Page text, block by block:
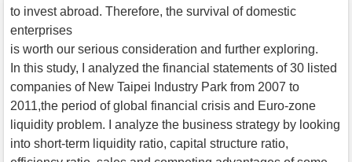
to invest abroad. Therefore, the survival of domestic
enterprises
is worth our serious consideration and further exploring.
In this study, I analyzed the financial statements of 30 listed
companies of New Taipei Industry Park from 2007 to
2011,the period of global financial crisis and Euro-zone
liquidity problem. I analyze the business strategy by looking
into short-term liquidity ratio, capital structure ratio,